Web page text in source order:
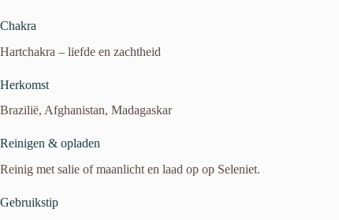
Chakra
Hartchakra – liefde en zachtheid
Herkomst
Brazilië, Afghanistan, Madagaskar
Reinigen & opladen
Reinig met salie of maanlicht en laad op op Seleniet.
Gebruikstip